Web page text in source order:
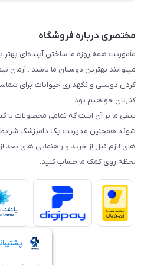
مختصری درباره فروشگاه
مأموریت همه روزه ما ساختن آینده‌ای
میتوانند بهترین دوستان ما باشند .
کردن دوستی و نگهداری حیوانات برای
کنارتان خواهیم بود .
سعی ما بر آن است که تمامی محصولات با
شوند،همچنین مدیریت یک دامپزشک شرایط
های لازم قبل از خرید و راهنمایی های بعد
لحظه روی کمک ما حساب کنید.